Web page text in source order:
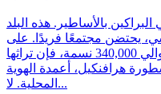
بالأساطير. هذه البلد
يحتضن مجتمعًا فريدًا. على
الرغم من عدد سكانها الذي يبلغ حوالي 340,000 نسمة، فإن تراثها
هرافنكيل، أعمدة الهوية
المحلية. لا...